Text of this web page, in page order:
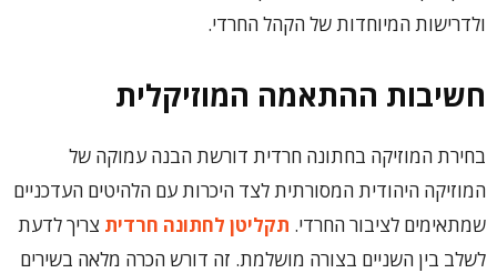
ולדרישות המיוחדות של הקהל החרדי.
חשיבות ההתאמה המוזיקלית
בחירת המוזיקה בחתונה חרדית דורשת הבנה עמוקה של
המוזיקה היהודית המסורתית לצד היכרות עם הלהיטים העדכניים
שמתאימים לציבור החרדי. תקליטן לחתונה חרדית צריך לדעת
לשלב בין השניים בצורה מושלמת. זה דורש הכרה מלאה בשירים